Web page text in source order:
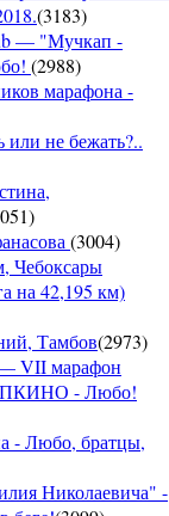
(3183)
— "Мучкап -
(2988)
марафона -
или не бежать?..
)
(3004)
Чебоксары
на 42,195 км)
Тамбов(2973)
VII марафон
- Любо!
- Любо, братцы,
Николаевича" -